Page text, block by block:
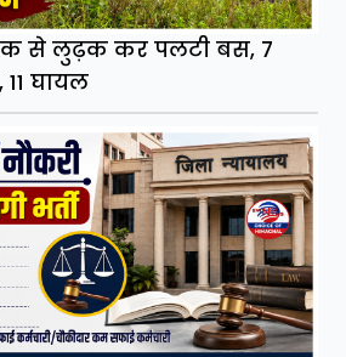
से लुढ़क कर पलटी बस, 7
घायल